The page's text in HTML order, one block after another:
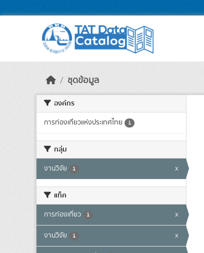
ชุดข้อมูล
องค์กร
การท่องเที่ยวแห่งประเทศไทย 1
กลุ่ม
งานวิจัย 1 x
แท็ค
การท่องเที่ยว 1 x
งานวิจัย 1 x